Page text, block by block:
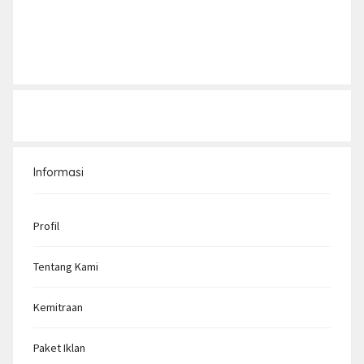
Informasi
Profil
Tentang Kami
Kemitraan
Paket Iklan